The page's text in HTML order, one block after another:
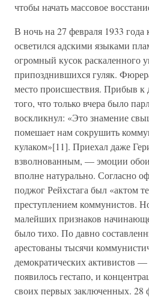
чтобы начать массовое
В ночь на 27 февраля 1933 года
осветился адскими языками
огромный кусок раскаленного
припозднившихся гуляк.
место происшествия. Прибыв к
того, что только вчера было
воскликнул: «Это знамение
помешает нам сокрушить
кулаком»[11]. Приехал даже
взволнованным, — эмоции
вполне натурально. Согласно
поджог Рейхстага был «актом
преступлением коммунистов.
малейших признаков
было тихо. По давно
арестованы тысячи
демократических активистов
появилось гестапо, и
своих первых заключенных. 28